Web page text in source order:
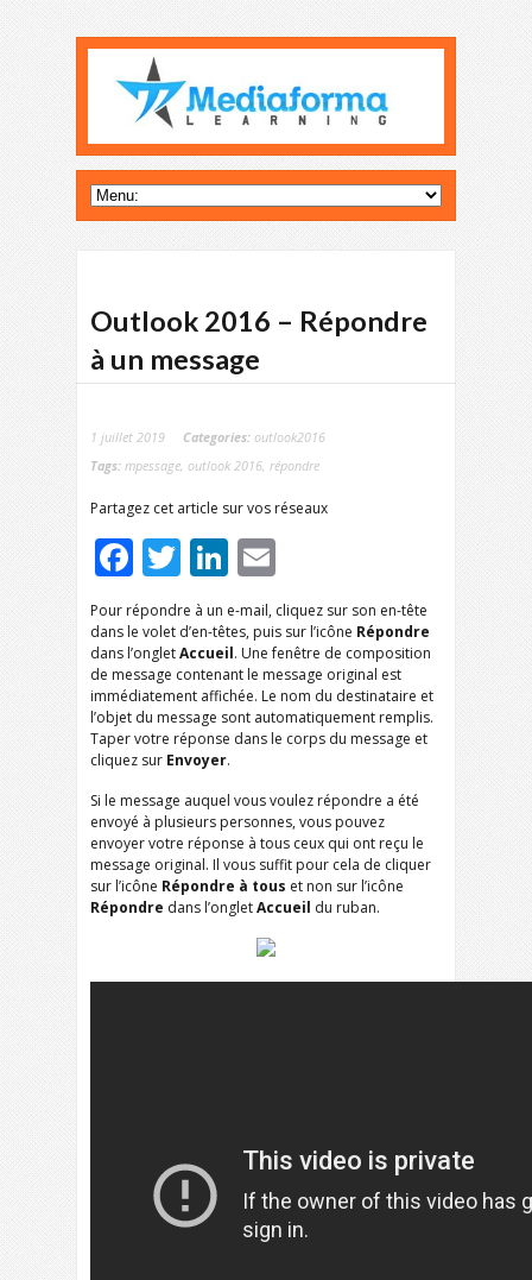
Outlook 2016 – Répondre
à un message
1 juillet 2019 Categories: outlook2016
Tags: mpessage, outlook 2016, répondre
Partagez cet article sur vos réseaux
Facebook
TwitterLinkedIn
Pour répondre à un e-mail, cliquez sur son en-tête
dans le volet d’en-têtes, puis sur l’icône Répondre
dans l’ongletAccueil. Une fenêtre de composition
de message contenant le message original est
immédiatement affichée. Le nom du destinataire et
l’objet du message sont automatiquement remplis.
Taper votre réponse dans le corps du message et
cliquez sur Envoyer.
Si le message auquel vous voulez répondre a été
envoyé à plusieurs personnes, vous pouvez
envoyer votre réponse à tous ceux qui ont reçu le
message original. Il vous suffit pour cela de cliquer
sur l’icône Répondre à tous et non sur l’icône
Répondre dans l’ongletAccueil du ruban.